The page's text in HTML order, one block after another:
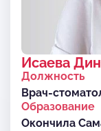
Исаева
Должность
Врач-
Образование
Окончила